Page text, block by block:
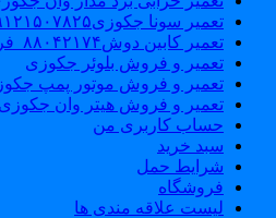
تعمیر سونا جکوزی۰۹۱۲۱۵۰۷۸۲۵#| Sauna | Jacuzzi
تعمیر کابین دوش۸۸۰۴۲۱۷۴_فروش کابین دوش
تعمیر و فروش بلوئر جکوزی
تعمیر و فروش موتور پمپ جکوزی
تعمیر و فروش هیتر وان جکوزی
حساب کاربری من
سبد خرید
شرایط حمل
فروشگاه
لیست علاقه مندی ها